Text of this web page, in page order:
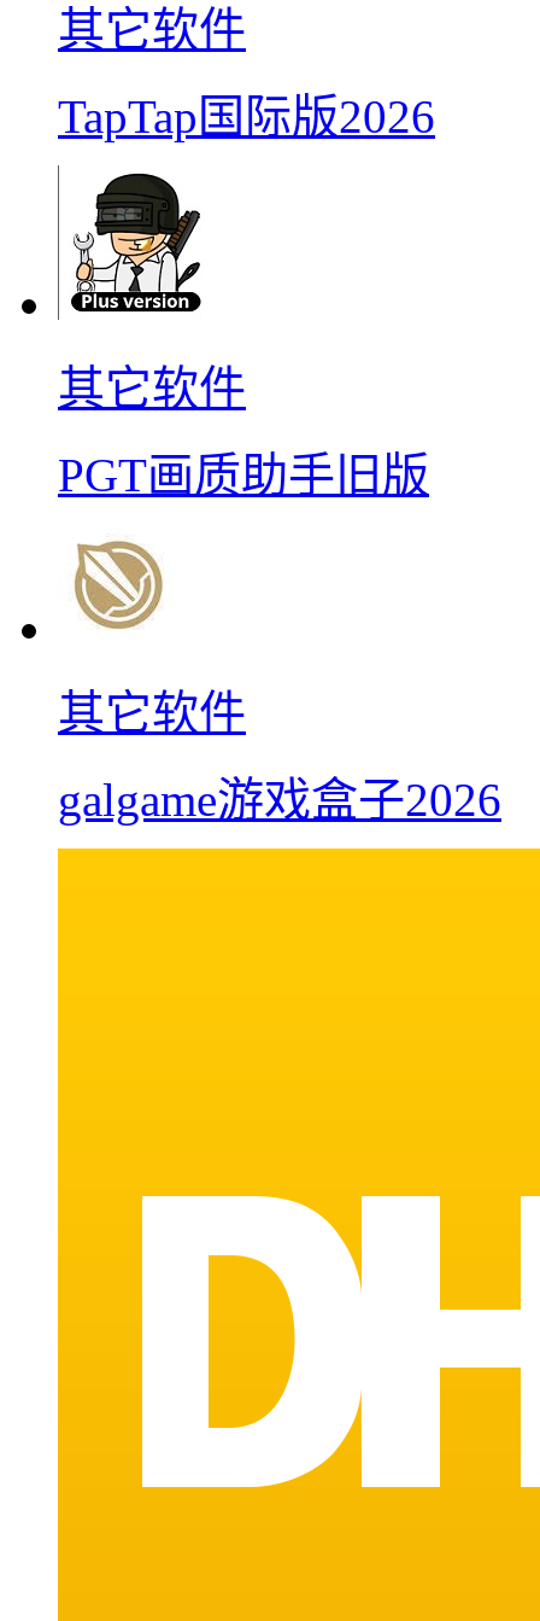
其它软件
TapTap国际版2026
其它软件
PGT画质助手旧版
其它软件
galgame游戏盒子2026